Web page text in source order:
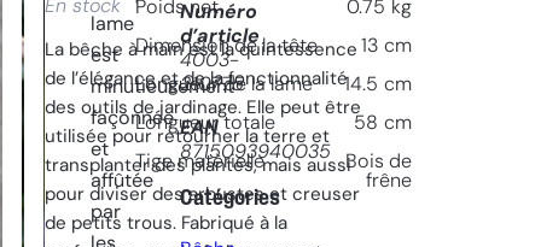
En stock
La bêche à main est la quintessence
de l’élégance et de la fonctionnalité
des outils de jardinage. Elle peut être
utilisée pour retourner la terre et
transplanter des plantes, mais aussi
pour diviser des arbustes et creuser
de petits trous. Fabriqué à la
lame
est
minutieusement
façonnée
et
affûtée
par
Poids net 0.75 kg
Dimension de la tête 13 cm
Longueur de la lame 14.5 cm
Longueur totale 58 cm
Tige matèrielle
Bois de
frêne
Numéro
d’article
4003-
210775
EAN
8715093940035
Catégories